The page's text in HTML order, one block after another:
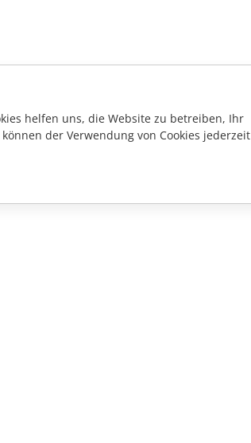
helfen uns, die Website zu betreiben, Ihr
der Verwendung von Cookies jederzeit